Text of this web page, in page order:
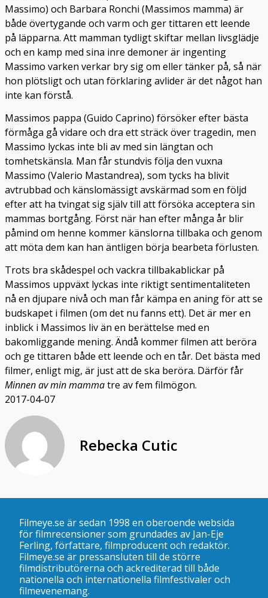
Massimo) och Barbara Ronchi (Massimos mamma) är
både övertygande och varm och ger tittaren ett leende
på läpparna. Att mamman tydligt skiftar mellan livsglädje
och en kamp med sina inre demoner är ingenting
Massimo varken verkar bry sig om eller tänker på, så när
hon plötsligt och utan förklaring avlider är det något han
inte kan förstå.
Massimos pappa (Guido Caprino) försöker efter bästa
förmåga gå vidare och dra ett sträck över tragedin, men
Massimo lyckas inte bli av med sin längtan och
tomhetskänsla. Man får stundvis följa den vuxna
Massimo (Valerio Mastandrea), som tycks ha blivit
avtrubbad och känslomässigt avskärmad som en följd
efter att ha tvingat sig själv till att försöka acceptera sin
mammas bortgång. Först när han efter många år blir
påmind om henne kommer känslorna tillbaka och genom
att möta dem kan han äntligen börja bearbeta förlusten.
Trots bra skådespel och vackra tillbakablickar på
Massimos uppväxt lyckas inte riktigt sentimentaliteten
nå en djupare nivå och man får kämpa en aning för att se
budskapet i filmen (om det nu fanns ett). Det är mer en
inblick i Massimos liv än en berättelse med en
bakomliggande mening. Ändå kommer filmen att beröra
och ge tittaren både ett leende och en tår. Det bästa med
filmer, enligt mig, är just att de ska beröra. Därför får
Minnen av min mammatre av fem filmögon.
2017-04-07
Rebecka Cutic
Filmeye.se är sedan 1998 en oberoende websida
för filmrecensioner som grundades av Jan-Eje
Ferling, författare, filmproducent och redaktör.
Filmeye.se är pressansluten till de större
filmdistributörerna och ackrediterad till både
nationella och internationella filmfestivaler och
filmevenemang.